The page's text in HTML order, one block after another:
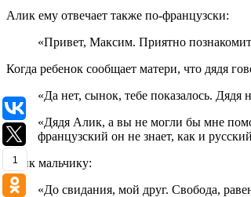
Алик ему отвечает также по-французски:
«Привет, Максим. Приятно
Когда ребенок сообщает матери, что дядя
«Да нет, сынок, тебе показалось. Дядя
«Дядя Алик, а вы не могли бы мне
французский он не знает, как и
Алик мальчику:
«До свидания, мой друг. Свобода,
1